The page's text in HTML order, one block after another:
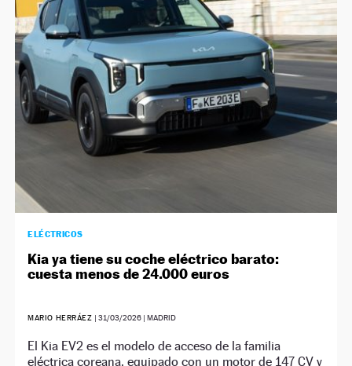
ELÉCTRICOS
Kia ya tiene su coche eléctrico barato:
cuesta menos de 24.000 euros
MARIO HERRÁEZ | 31/03/2026| MADRID
El Kia EV2 es el modelo de acceso de la familia
eléctrica coreana, equipado con un motor de 147 CV y